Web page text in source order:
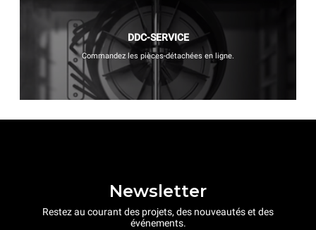
DDC-SERVICE
Commandez les pièces-détachées en ligne.
Newsletter
Restez au courant des projets, des nouveautés et des
événements.